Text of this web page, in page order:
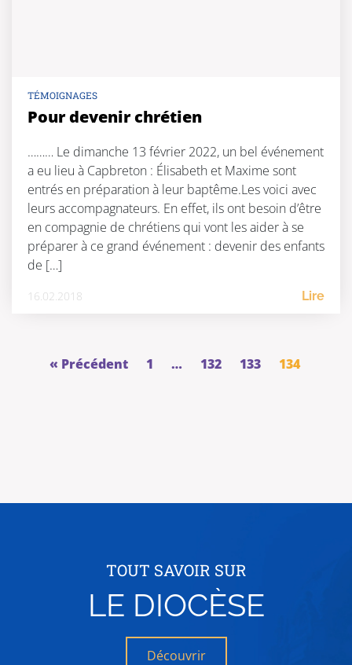
TÉMOIGNAGES
Pour devenir chrétien
……… Le dimanche 13 février 2022, un bel événement
a eu lieu à Capbreton : Élisabeth et Maxime sont
entrés en préparation à leur baptême.Les voici avec
leurs accompagnateurs. En effet, ils ont besoin d’être
en compagnie de chrétiens qui vont les aider à se
préparer à ce grand événement : devenir des enfants
de […]
16.02.2018 Lire
« Précédent 1 … 132 133 134
TOUT SAVOIR SUR
LE DIOCÈSE
Découvrir